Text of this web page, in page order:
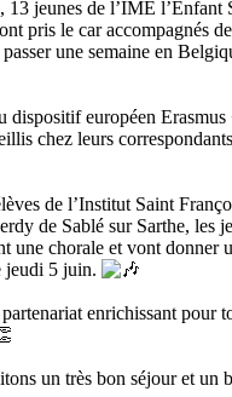
13 jeunes de l’IME l’Enfant
pris le car accompagnés
une semaine en
dispositif européen Erasmus
chez leurs
de l’Institut Saint
de Sablé sur Sarthe, les
une chorale et vont donner
jeudi 5 juin.
enrichissant pour
un très bon séjour et un